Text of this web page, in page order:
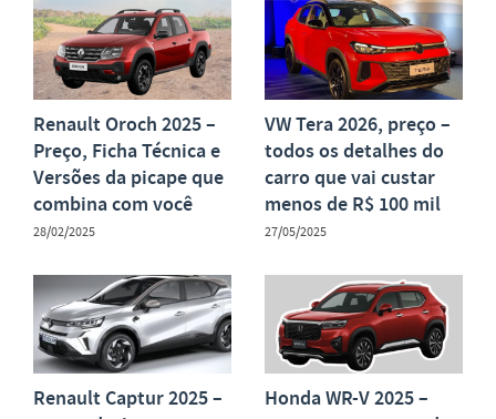
Renault Oroch 2025 –
Preço, Ficha Técnica e
Versões da picape que
combina com você
28/02/2025
VW Tera 2026, preço –
todos os detalhes do
carro que vai custar
menos de R$ 100 mil
27/05/2025
Renault Captur 2025 –
Honda WR-V 2025 –